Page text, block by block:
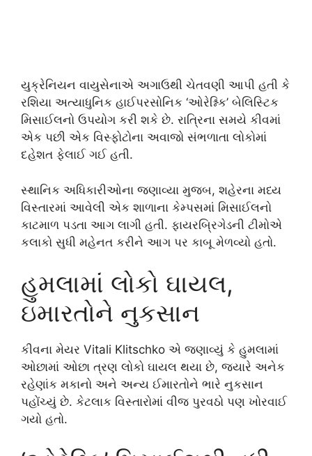
યુક્રેનિયન વાયુસેનાએ અગાઉથી ચેતવણી આપી હતી કે
રશિયા અત્યાધુનિક હાઈપરસોનિક ‘ઓરેશ્નિક’ બેલિસ્ટિક
મિસાઈલનો ઉપયોગ કરી શકે છે. રાત્રિના સમયે કીવમાં
એક પછી એક વિસ્ફોટોના અવાજો સંભળાતા લોકોમાં
દહેશત ફેલાઈ ગઈ હતી.
સ્થાનિક અધિકારીઓના જણાવ્યા મુજબ, શહેરના મધ્ય
વિસ્તારમાં આવેલી એક શાળાના કેમ્પસમાં મિસાઈલનો
કાટમાળ પડતા આગ લાગી હતી. ફાયરબ્રિગેડની ટીમોએ
કલાકો સુધી મહેનત કરીને આગ પર કાબૂ મેળવ્યો હતો.
હુમલામાં લોકો ઘાયલ,
ઇમારતોને નુકસાન
કીવના મેયર Vitali Klitschko એ જણાવ્યું કે હુમલામાં
ઓછામાં ઓછા ત્રણ લોકો ઘાયલ થયા છે, જ્યારે અનેક
રહેણાંક મકાનો અને અન્ય ઈમારતોને ભારે નુકસાન
પહોંચ્યું છે. કેટલાક વિસ્તારોમાં વીજ પુરવઠો પણ ખોરવાઈ
ગયો હતો.